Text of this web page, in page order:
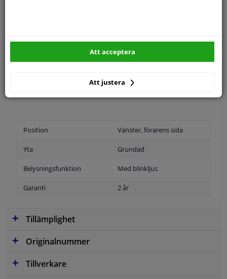
SÖK
Position Vänster, förarens sida
Yta Grundad
Belysningsfunktion Med blinkljus
Garanti 2 år
Tillämplighet
Originalnummer
Tillverkare
Att justera
Att acceptera